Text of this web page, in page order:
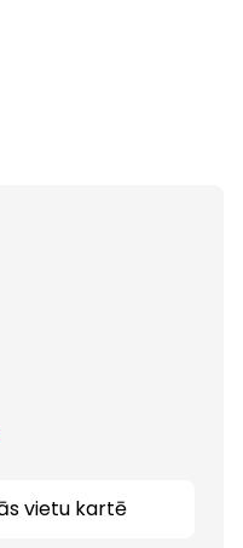
vietu kartē